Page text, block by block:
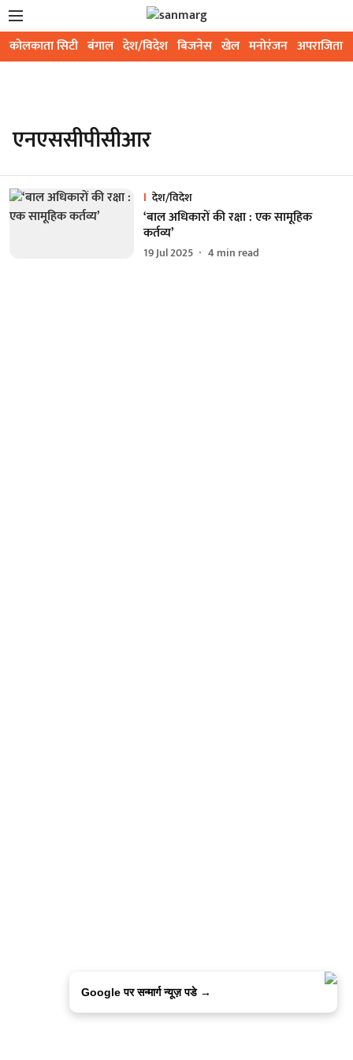
कोलकाता सिटी बंगाल देश/विदेश बिजनेस खेल मनोरंजन अपराजिता
एनएससीपीसीआर
देश/विदेश
‘बाल अधिकारों की रक्षा : एक सामूहिक
कर्तव्य’
19 Jul 2025 4min read
Google पर सन्मार्ग न्यूज़ पडे →